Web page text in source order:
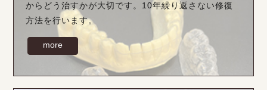
からどう治すかが大切です。10年繰り返さない修復
方法を行います。
more